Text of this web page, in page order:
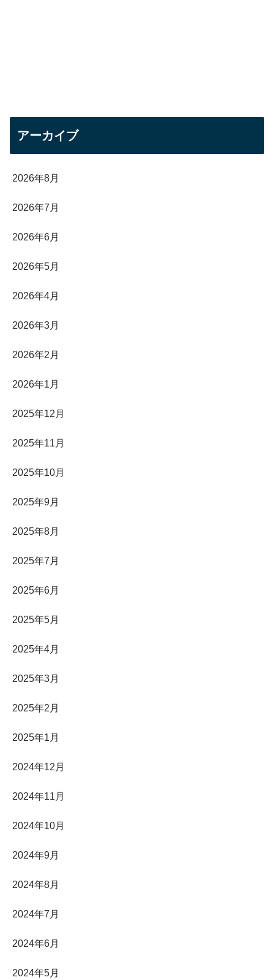
アーカイブ
2026年8月
2026年7月
2026年6月
2026年5月
2026年4月
2026年3月
2026年2月
2026年1月
2025年12月
2025年11月
2025年10月
2025年9月
2025年8月
2025年7月
2025年6月
2025年5月
2025年4月
2025年3月
2025年2月
2025年1月
2024年12月
2024年11月
2024年10月
2024年9月
2024年8月
2024年7月
2024年6月
2024年5月